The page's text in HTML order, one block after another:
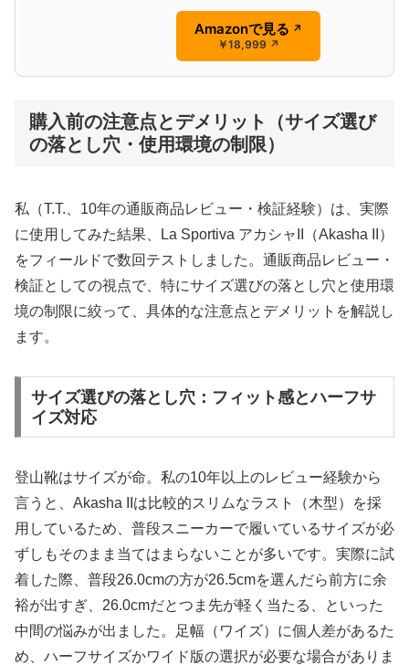
Amazonで見る ↗
￥18,999 ↗
購入前の注意点とデメリット（サイズ選び
の落とし穴・使用環境の制限）
私（T.T.、10年の通販商品レビュー・検証経験）は、実際
に使用してみた結果、La Sportiva アカシャII（Akasha II）
をフィールドで数回テストしました。通販商品レビュー・
検証としての視点で、特にサイズ選びの落とし穴と使用環
境の制限に絞って、具体的な注意点とデメリットを解説し
ます。
サイズ選びの落とし穴：フィット感とハーフサ
イズ対応
登山靴はサイズが命。私の10年以上のレビュー経験から
言うと、Akasha IIは比較的スリムなラスト（木型）を採
用しているため、普段スニーカーで履いているサイズが必
ずしもそのまま当てはまらないことが多いです。実際に試
着した際、普段26.0cmの方が26.5cmを選んだら前方に余
裕が出すぎ、26.0cmだとつま先が軽く当たる、といった
中間の悩みが出ました。足幅（ワイズ）に個人差があるた
め、ハーフサイズかワイド版の選択が必要な場合がありま